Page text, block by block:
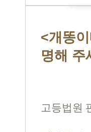
<개똥
명해 주
고등법원